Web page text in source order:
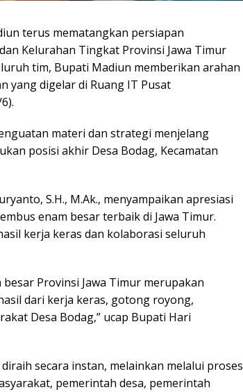
terus mematangkan persiapan
Kelurahan Tingkat Provinsi Jawa Timur
tim, Bupati Madiun memberikan arahan
yang digelar di Ruang IT Pusat
materi dan strategi menjelang
posisi akhir Desa Bodag, Kecamatan
S.H., M.Ak., menyampaikan apresiasi
enam besar terbaik di Jawa Timur.
kerja keras dan kolaborasi seluruh
Provinsi Jawa Timur merupakan
dari kerja keras, gotong royong,
Desa Bodag,” ucap Bupati Hari
secara instan, melainkan melalui proses
pemerintah desa, pemerintah